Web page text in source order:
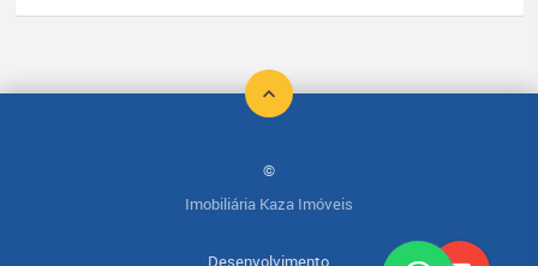
©
Imobiliária Kaza Imóveis
Desenvolvimento